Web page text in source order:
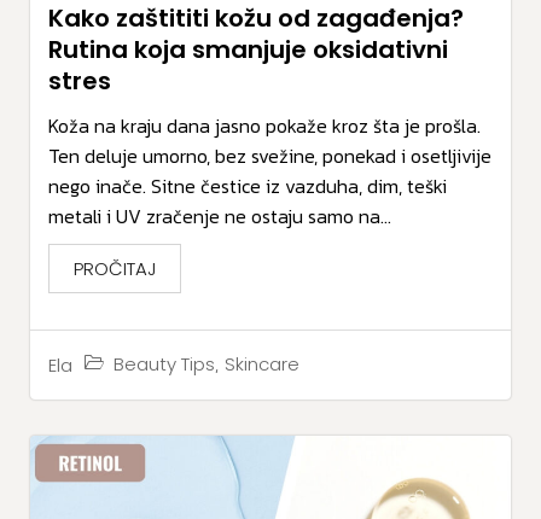
Kako zaštititi kožu od zagađenja?
Rutina koja smanjuje oksidativni
stres
Ela Beauty Tips, Skincare
Koža na kraju dana jasno pokaže kroz šta je prošla.
Ten deluje umorno, bez svežine, ponekad i osetljivije
nego inače. Sitne čestice iz vazduha, dim, teški
metali i UV zračenje ne ostaju samo na...
PROČITAJ